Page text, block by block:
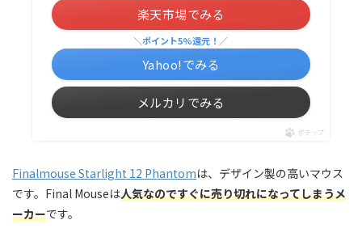
楽天市場でみる
＼ポイント5%還元！／
Yahoo!でみる
メルカリでみる
ポチップ
Finalmouse Starlight 12 Phantomは、デザイン製の高いマウス
です。Final Mouseは人気なのですぐに売り切れになってしまうメ
ーカーです。